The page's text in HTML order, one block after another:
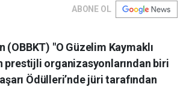
ABONE OL
"O Güzelim Kaymaklı
prestijli organizasyonlarından biri
Ödülleri’nde jüri tarafından